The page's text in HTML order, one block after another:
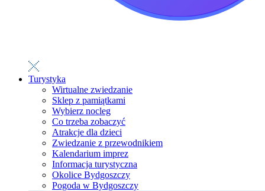
Turystyka
Wirtualne zwiedzanie
Sklep z pamiątkami
Wybierz nocleg
Co trzeba zobaczyć
Atrakcje dla dzieci
Zwiedzanie z przewodnikiem
Kalendarium imprez
Informacja turystyczna
Okolice Bydgoszczy
Pogoda w Bydgoszczy